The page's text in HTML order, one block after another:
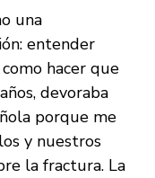
una
entender
hacer que
devoraba
porque me
y nuestros
la fractura. La